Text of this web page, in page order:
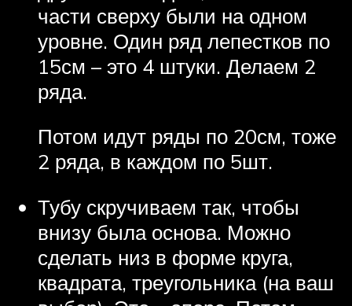
части сверху были на одном
уровне. Один ряд лепестков по
15см – это 4 штуки. Делаем 2
ряда.
Потом идут ряды по 20см, тоже
2 ряда, в каждом по 5шт.
Тубу скручиваем так, чтобы
внизу была основа. Можно
сделать низ в форме круга,
квадрата, треугольника (на ваш